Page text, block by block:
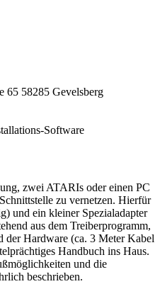
65 58285 Gevelsberg
Software
zwei ATARIs oder einen PC
zu vernetzen. Hierfür
und ein kleiner Spezialadapter
aus dem Treiberprogramm,
der Hardware (ca. 3 Meter Kabel
Handbuch ins Haus.
und die
beschrieben.